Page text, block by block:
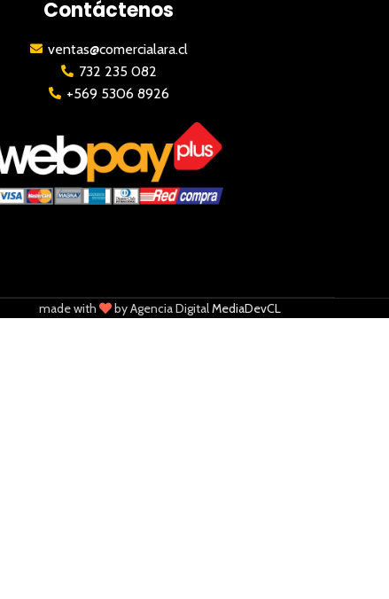
Contáctenos
ventas@comercialara.cl
732 235 082
+569 5306 8926
made with by Agencia DigitalMediaDevCL